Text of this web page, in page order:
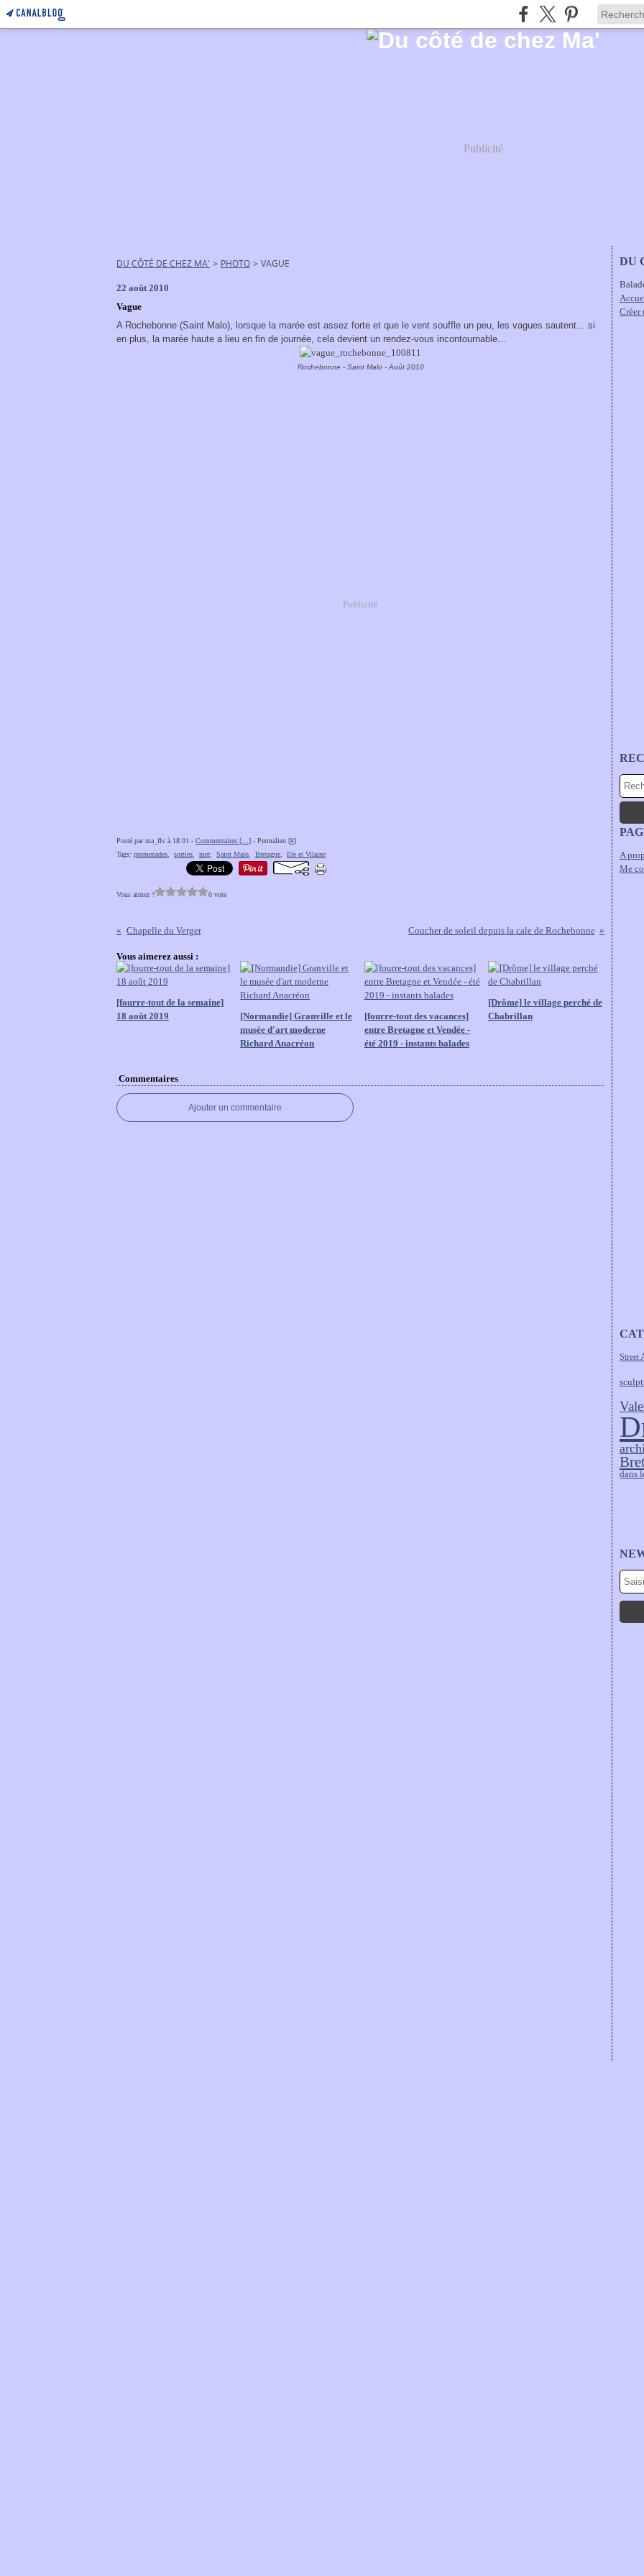
Publicité
DU CÔTÉ DE CHEZ MA' > PHOTO > VAGUE
22 août 2010
Vague
A Rochebonne (Saint Malo), lorsque la marée est assez forte et que le vent souffle un peu, les vagues sautent... si
en plus, la marée haute a lieu en fin de journée, cela devient un rendez-vous incontournable...
Rochebonne - Saint Malo - Août 2010
Publicité
Posté par ma_flv à 18:01 - Commentaires [ ] - Permalien [#]
Tags: promenades sorties mer, Saint Malo Bretagne Ille et Vilaine
Vous aimez ? 0 vote
Chapelle du Verger Coucher de soleil depuis la cale de Rochebonne
Vous aimerez aussi :
[fourre-tout de la semaine]
18 août 2019
[Normandie] Granville et le
musée d'art moderne
Richard Anacréon
[fourre-tout des vacances]
entre Bretagne et Vendée -
été 2019 - instants balades
[Drôme] le village perché de
Chabrillan
Commentaires
Ajouter un commentaire
DU
Créer
A
Me
Street
dans